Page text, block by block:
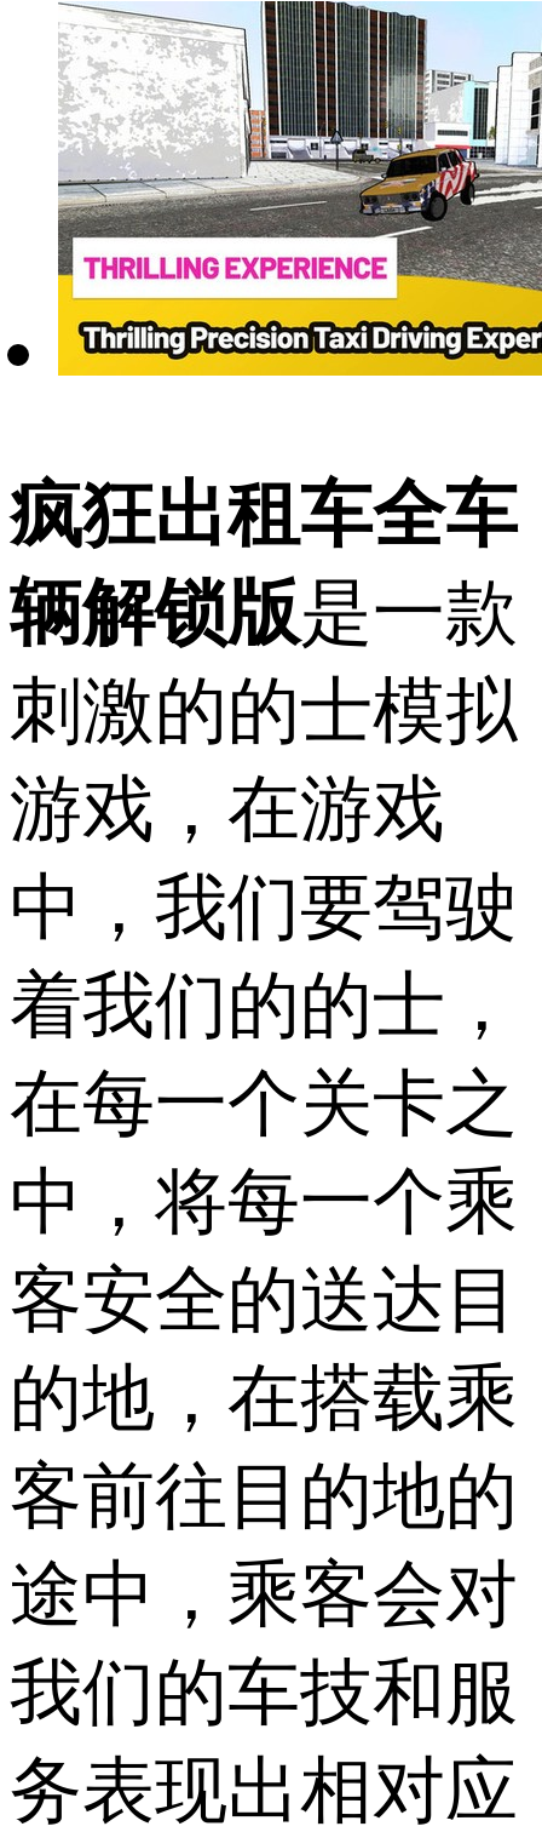
疯狂出租车全车
辆解锁版是一款
刺激的的士模拟
游戏，在游戏
中，我们要驾驶
着我们的的士，
在每一个关卡之
中，将每一个乘
客安全的送达目
的地，在搭载乘
客前往目的地的
途中，乘客会对
我们的车技和服
务表现出相对应